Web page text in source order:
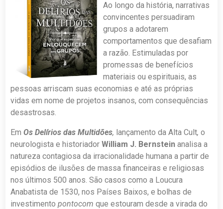
Ao longo da história, narrativas
convincentes persuadiram
grupos a adotarem
comportamentos que desafiam
a razão. Estimuladas por
promessas de benefícios
materiais ou espirituais, as
pessoas arriscam suas economias e até as próprias
vidas em nome de projetos insanos, com consequências
desastrosas.
EmOs Delírios das Multidões, lançamento da Alta Cult,o
neurologista e historiadorWilliam J. Bernstein analisa a
natureza contagiosa da irracionalidade humana a partir de
episódios de ilusões de massa financeiras e religiosas
nos últimos 500 anos. São casos como a Loucura
Anabatista de 1530, nos Países Baixos, e bolhas de
investimentopontocom que estouram desde a virada do